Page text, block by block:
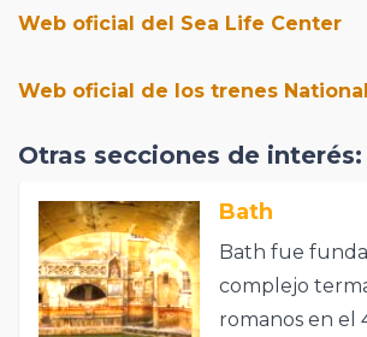
Web oficial del Sea Life Center
Web oficial de los trenes National
Otras secciones de interés:
Bath
Bath fue
complejo
romanos en el